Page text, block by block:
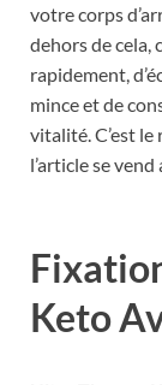
votre corps
dehors de cela,
rapidement,
mince et de
vitalité. C’est
l’article se
Keto